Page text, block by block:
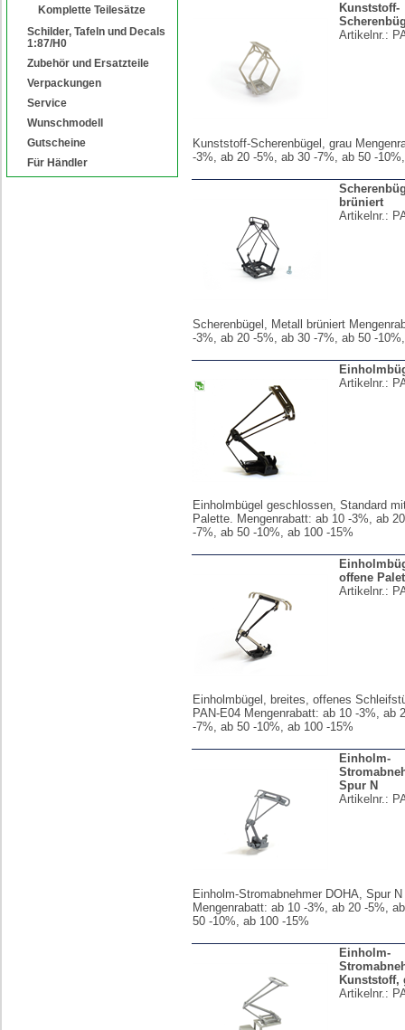
Komplette Teilesätze
Schilder, Tafeln und Decals
1:87/H0
Zubehör und Ersatzteile
Verpackungen
Service
Wunschmodell
Gutscheine
Für Händler
Kunststoff-
Artikelnr.:
Kunststoff-Scherenbügel, grau
-3%, ab 20 -5%, ab 30 -7%, ab 50 -
brüniert
Artikelnr.:
Scherenbügel, Metall brüniert
-3%, ab 20 -5%, ab 30 -7%, ab 50 -
Artikelnr.:
Einholmbügel geschlossen, Standard
Palette. Mengenrabatt: ab 10 -3%, ab
-7%, ab 50 -10%, ab 100 -15%
offene
Artikelnr.:
Einholmbügel, breites, offenes
PAN-E04 Mengenrabatt: ab 10 -3%, ab
-7%, ab 50 -10%, ab 100 -15%
Einholm-
Spur N
Artikelnr.:
Einholm-Stromabnehmer DOHA, Spur N
Mengenrabatt: ab 10 -3%, ab 20 -5%,
50 -10%, ab 100 -15%
Einholm-
Kunststoff,
Artikelnr.: